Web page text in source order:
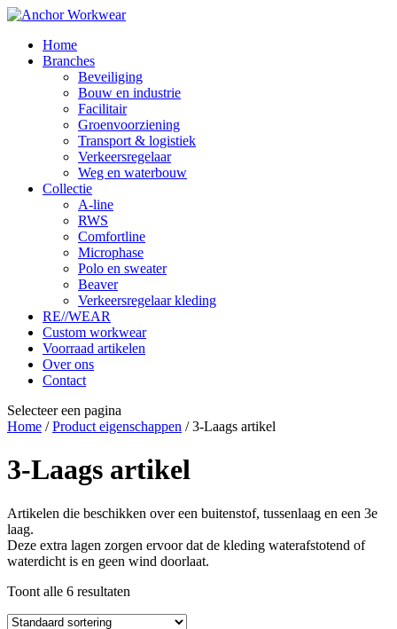
Home
Branches
Beveiliging
Bouw en industrie
Facilitair
Groenvoorziening
Transport & logistiek
Verkeersregelaar
Weg en waterbouw
Collectie
A-line
RWS
Comfortline
Microphase
Polo en sweater
Beaver
Verkeersregelaar kleding
RE//WEAR
Custom workwear
Voorraad artikelen
Over ons
Contact
Selecteer een pagina
Home /Product eigenschappen / 3-Laags artikel
3-Laags artikel
Artikelen die beschikken over een buitenstof, tussenlaag en een 3e
laag.
Deze extra lagen zorgen ervoor dat de kleding waterafstotend of
waterdicht is en geen wind doorlaat.
Toont alle 6 resultaten